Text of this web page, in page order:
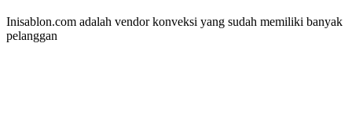
Inisablon.com adalah vendor konveksi yang sudah memiliki banyak
pelanggan